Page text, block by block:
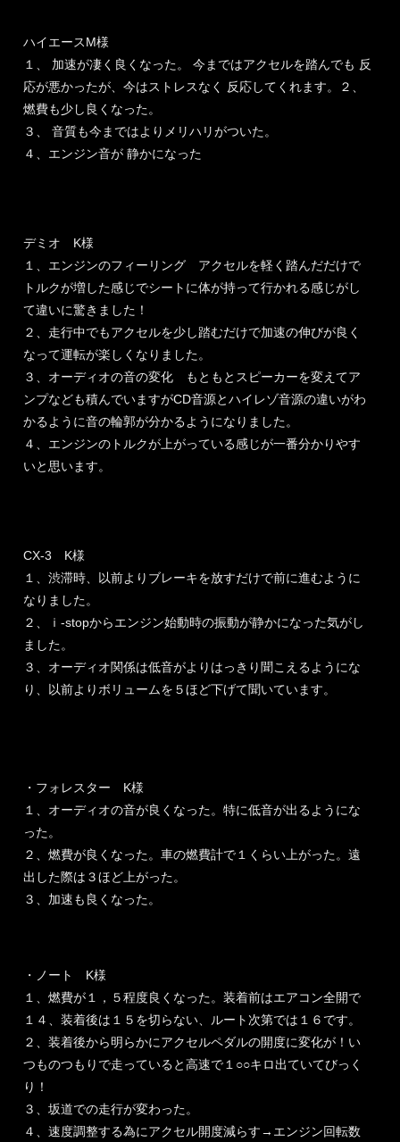
ハイエースM様
１、 加速が凄く良くなった。 今まではアクセルを踏んでも 反
応が悪かったが、今はストレスなく 反応してくれます。２、
燃費も少し良くなった。
３、 音質も今まではよりメリハリがついた。
４、エンジン音が 静かになった
デミオ K様
１、エンジンのフィーリング アクセルを軽く踏んだだけで
トルクが増した感じでシートに体が持って行かれる感じがし
て違いに驚きました！
２、走行中でもアクセルを少し踏むだけで加速の伸びが良く
なって運転が楽しくなりました。
３、オーディオの音の変化 もともとスピーカーを変えてア
ンプなども積んでいますがCD音源とハイレゾ音源の違いがわ
かるように音の輪郭が分かるようになりました。
４、エンジンのトルクが上がっている感じが一番分かりやす
いと思います。
CX-3 K様
１、渋滞時、以前よりブレーキを放すだけで前に進むように
なりました。
２、ｉ-stopからエンジン始動時の振動が静かになった気がし
ました。
３、オーディオ関係は低音がよりはっきり聞こえるようにな
り、以前よりボリュームを５ほど下げて聞いています。
・フォレスター K様
１、オーディオの音が良くなった。特に低音が出るようにな
った。
２、燃費が良くなった。車の燃費計で１くらい上がった。遠
出した際は３ほど上がった。
３、加速も良くなった。
・ノート K様
１、燃費が１，５程度良くなった。装着前はエアコン全開で
１４、装着後は１５を切らない、ルート次第では１６です。
２、装着後から明らかにアクセルペダルの開度に変化が！い
つものつもりで走っていると高速で１○○キロ出ていてびっく
り！
３、坂道での走行が変わった。
４、速度調整する為にアクセル開度減らす→エンジン回転数